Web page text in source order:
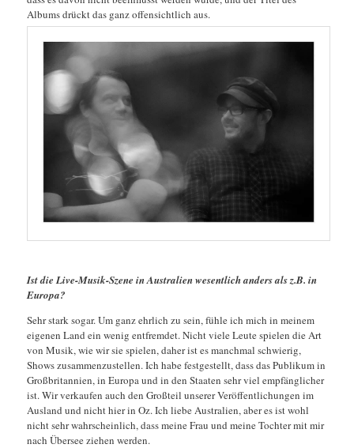
Albums drückt das ganz offensichtlich aus.
Ist die Live-Musik-Szene in Australien wesentlich anders als z.B. in
Europa?
Sehr stark sogar. Um ganz ehrlich zu sein, fühle ich mich in meinem
eigenen Land ein wenig entfremdet. Nicht viele Leute spielen die Art
von Musik, wie wir sie spielen, daher ist es manchmal schwierig,
Shows zusammenzustellen. Ich habe festgestellt, dass das Publikum in
Großbritannien, in Europa und in den Staaten sehr viel empfänglicher
ist. Wir verkaufen auch den Großteil unserer Veröffentlichungen im
Ausland und nicht hier in Oz. Ich liebe Australien, aber es ist wohl
nicht sehr wahrscheinlich, dass meine Frau und meine Tochter mit mir
nach Übersee ziehen werden.